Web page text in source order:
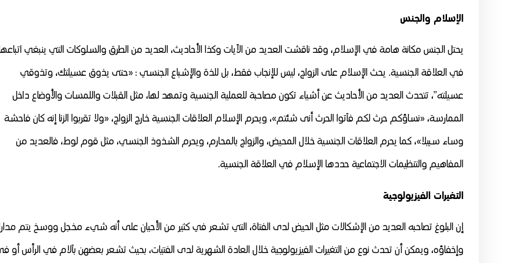
الإسلام والجنس
يحتل الجنس مكانة هامة في الإسلام، وقد ناقشت العديد من الآيات وكذا الأحاديث، العديد من الطرق والسلوكات التي ينبغي
في العلاقة الجنسية. يحث الإسلام على الزواج، ليس للإنجاب فقط، بل للذة والإشباع الجنسي : «حتى يذوق عسيلتك، وتذوقي
عسيلته”، تتحدث العديد من الأحاديث عن أشياء تكون مصاحبة للعملية الجنسية وتمهد لها، مثل القبلات واللمسات والأوضاع داخل
الممارسة، «نساؤكم حرث لكم فآتوا الحرث أنى شئتم»، ويحرم الإسلام العلاقات الجنسية خارج الزواج، «ولا تقربوا الزنا إنه كان فاحشة
وساء سبيلا»، كما يحرم العلاقات الجنسية خلال المحيض، والزواج بالمحارم، ويحرم الشذوذ الجنسي، مثل قوم لوط، فالعديد من
المفاهيم والتنظيمات الاجتماعية حددها الإسلام في العلاقة الجنسية.
التغيرات الفيزيولوجية
إن البلوغ تصاحبه العديد من الإشكالات مثل الحيض لدى الفتاة، التي تشعر في كثير من الأحيان على أنه شيء مخجل ووسخ يتم
وإخفاؤه، ويمكن أن تحدث نوع من التغيرات الفيزيولوجية خلال العادة الشهرية لدى الفتيات، بحيث تشعر بعضهن بآلام في الرأس أو